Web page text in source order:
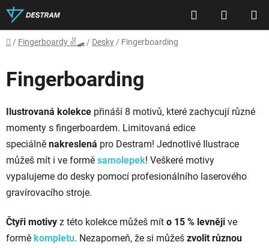
Přejít
na
obsah
Hledat
KOŠÍK
Domů
/ Fingerboardy ✌🛹 / Desky / Fingerboarding
Fingerboarding
Ilustrovaná kolekce přináší 8 motivů, které zachycují různé
momenty s fingerboardem. Limitovaná edice
speciálně nakreslená pro Destram! Jednotlivé Ilustrace
můžeš mít i ve formě samolepek! Veškeré motivy
vypalujeme do desky pomocí profesionálního laserového
gravírovacího stroje.
Čtyři motivy z této kolekce můžeš mít o 15 % levněji ve
formě kompletu. Nezapomeň, že si můžeš zvolit různou